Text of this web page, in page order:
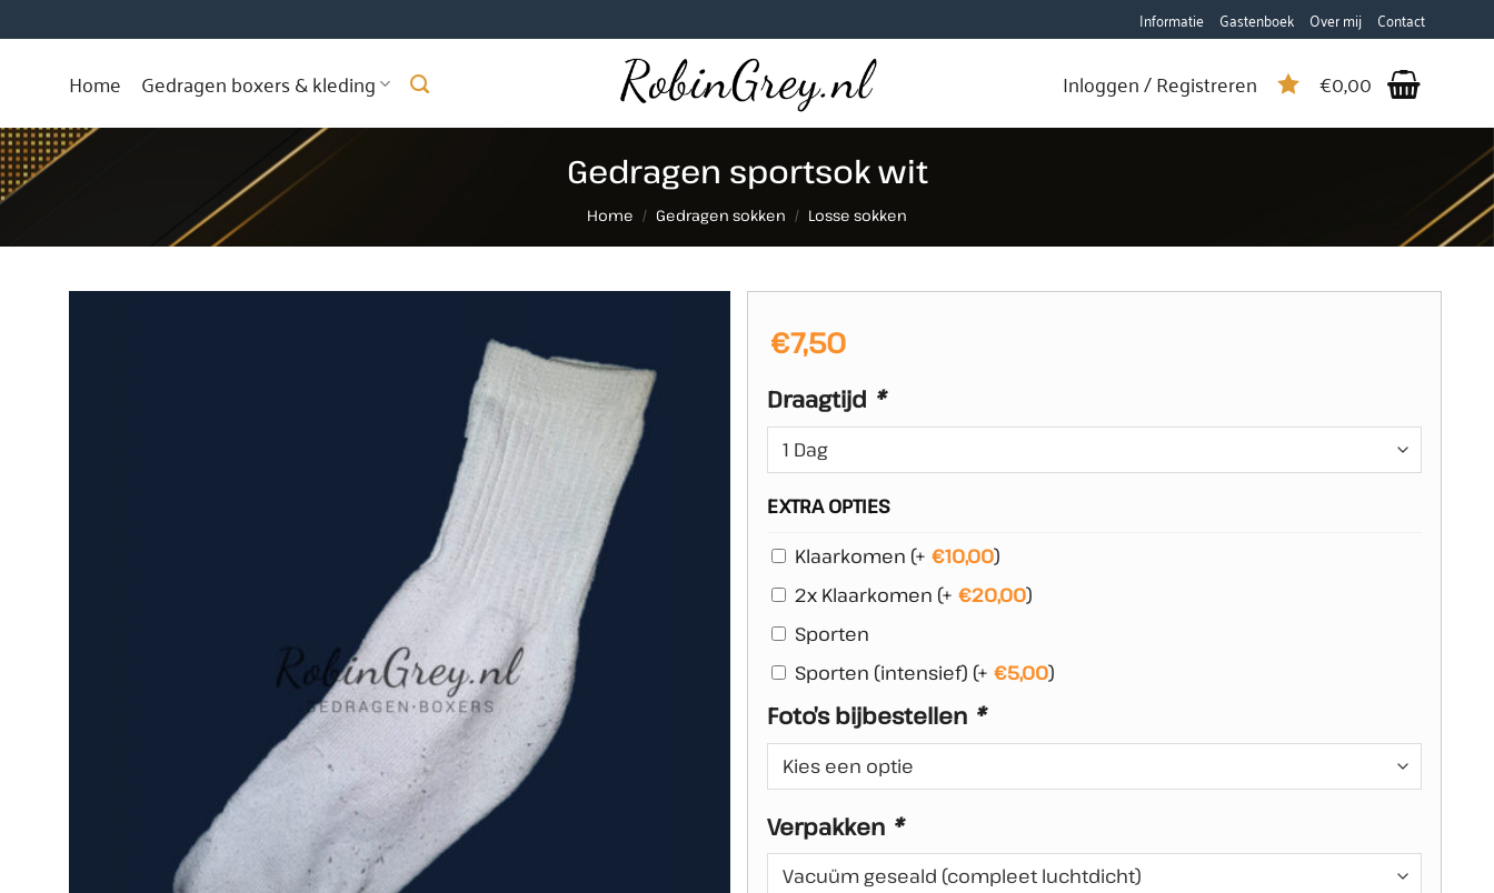
naar
Informatie Gastenboek Over mij Contact
Home Gedragen boxers & kleding Inloggen / Registreren €0,00
Gedragen sportsok wit
Home / Gedragen sokken / Losse sokken
€7,50
Draagtijd *
EXTRA OPTIES
Klaarkomen (+ €10,00)
2x Klaarkomen (+ €20,00)
Sporten
Sporten (intensief) (+ €5,00)
Foto’s bijbestellen *
Verpakken *